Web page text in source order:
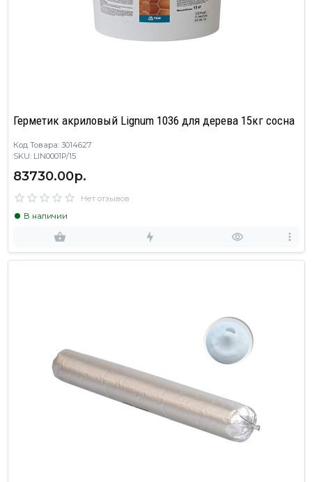
Герметик акриловый Lignum 1036 для дерева 15кг сосна
Код Товара: 3014627
SKU: LIN0001P/15
83730.00р.
Нет отзывов
В наличии